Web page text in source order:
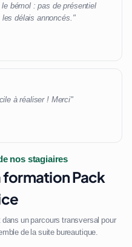
bémol : pas de présentiel
délais annoncés."
à réaliser ! Merci"
nos stagiaires
formation Pack
un parcours transversal pour
de la suite bureautique.